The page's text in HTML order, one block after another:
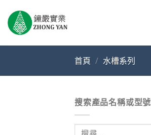
content
首頁 / 水槽系列
搜索產品名稱或型號